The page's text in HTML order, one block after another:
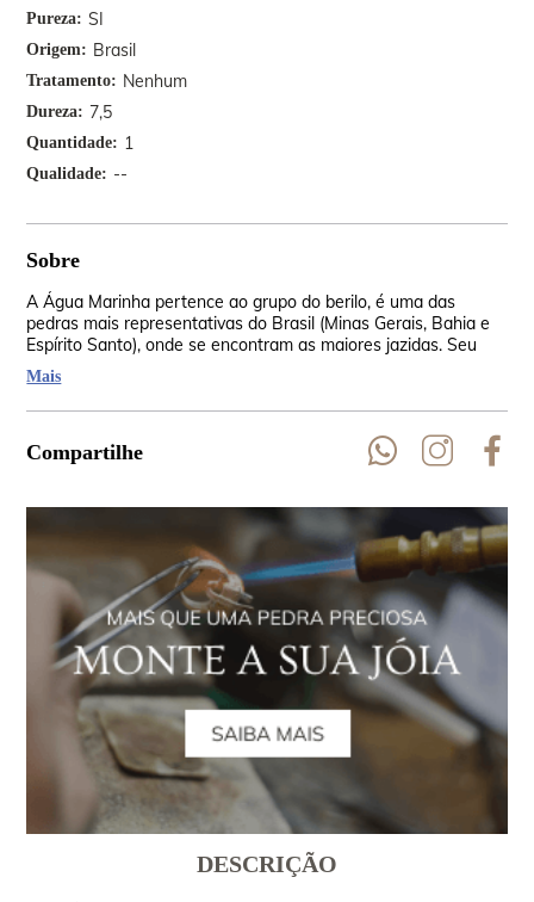
Pureza SI
Origem Brasil
Tratamento Nenhum
Dureza 7,5
Quantidade 1
Qualidade --
Sobre
A Água Marinha pertence ao grupo do berilo, é uma das
pedras mais representativas do Brasil (Minas Gerais, Bahia e
Espírito Santo), onde se encontram as maiores jazidas. Seu
nome é por causa de sua similaridade com a água do mar, que
vem do latim aquamarine. Ela está presente em todos os
continentes.
Mais
Compartilhe
DESCRIÇÃO